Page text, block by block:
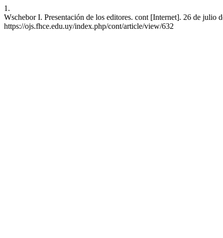
1.
Wschebor I. Presentación de los editores. cont [Internet]. 26 de
https://ojs.fhce.edu.uy/index.php/cont/article/view/632